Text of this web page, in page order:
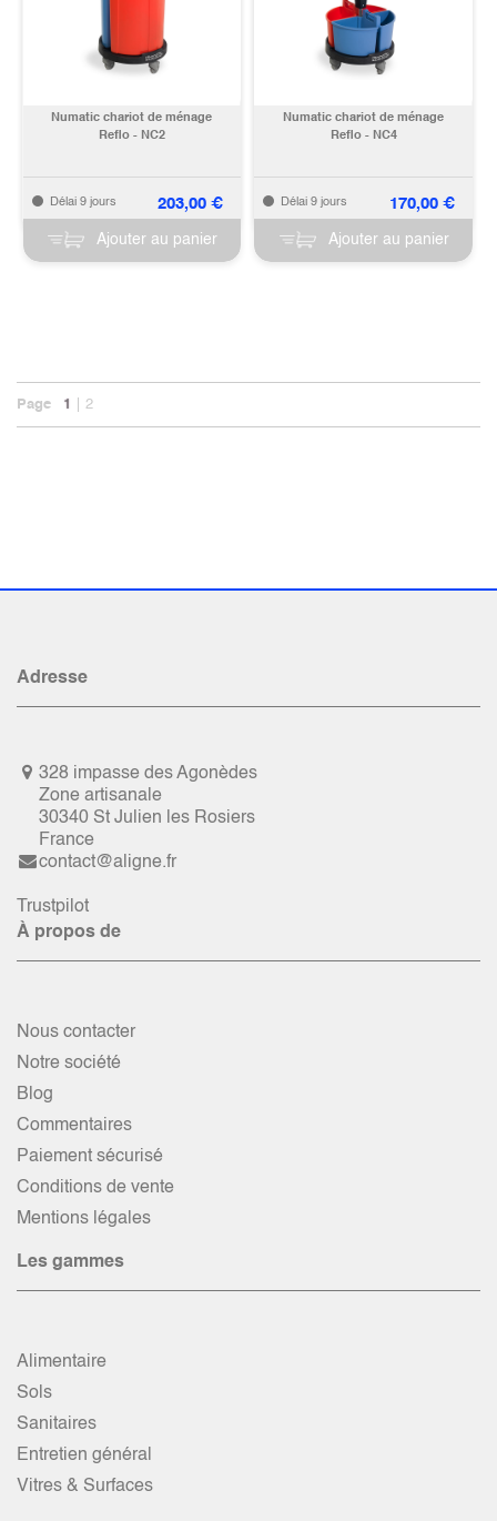
Numatic chariot de ménage
Reflo - NC2
Délai 9 jours 203,00€
Ajouter au panier
Numatic chariot de ménage
Reflo - NC4
Délai 9 jours 170,00€
Ajouter au panier
Page 1 2
Adresse
328 impasse des Agonèdes
Zone artisanale
30340 St Julien les Rosiers
France
contact@aligne.fr
Trustpilot
À propos de
Nous contacter
Notre société
Blog
Commentaires
Paiement sécurisé
Conditions de vente
Mentions légales
Les gammes
Alimentaire
Sols
Sanitaires
Entretien général
Vitres & Surfaces